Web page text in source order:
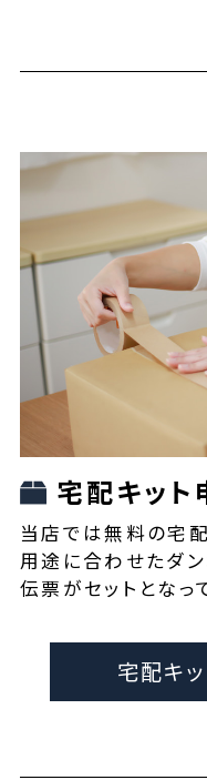
宅配キット
当店では無料の宅配
用途に合わせたダ
伝票がセットとなっ
宅配キ